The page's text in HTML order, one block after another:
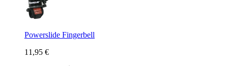
Powerslide Fingerbell
11,95 €